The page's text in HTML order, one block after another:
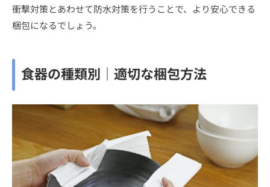
衝撃対策とあわせて防水対策を行うことで、より安心できる
梱包になるでしょう。
食器の種類別｜適切な梱包方法